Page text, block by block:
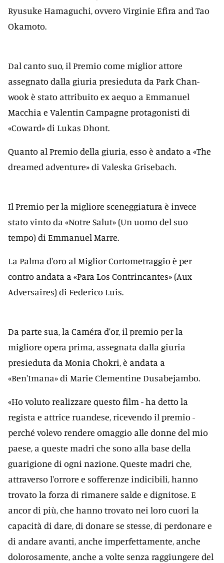
Ryusuke Hamaguchi, ovvero Virginie Efira and Tao
Okamoto.
Dal canto suo, il Premio come miglior attore
assegnato dalla giuria presieduta da Park Chan-
wook è stato attribuito ex aequo a Emmanuel
Macchia e Valentin Campagne protagonisti di
«Coward» di Lukas Dhont.
Quanto al Premio della giuria, esso è andato a «The
dreamed adventure» di Valeska Grisebach.
Il Premio per la migliore sceneggiatura è invece
stato vinto da «Notre Salut» (Un uomo del suo
tempo) di Emmanuel Marre.
La Palma d'oro al Miglior Cortometraggio è per
contro andata a «Para Los Contrincantes» (Aux
Adversaires) di Federico Luis.
Da parte sua, la Caméra d'or, il premio per la
migliore opera prima, assegnata dalla giuria
presieduta da Monia Chokri, è andata a
«Ben'Imana» di Marie Clementine Dusabejambo.
«Ho voluto realizzare questo film - ha detto la
regista e attrice ruandese, ricevendo il premio -
perché volevo rendere omaggio alle donne del mio
paese, a queste madri che sono alla base della
guarigione di ogni nazione. Queste madri che,
attraverso l'orrore e sofferenze indicibili, hanno
trovato la forza di rimanere salde e dignitose. E
ancor di più, che hanno trovato nei loro cuori la
capacità di dare, di donare se stesse, di perdonare e
di andare avanti, anche imperfettamente, anche
dolorosamente, anche a volte senza raggiungere del